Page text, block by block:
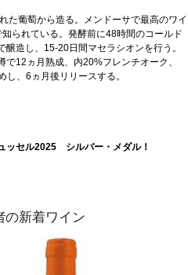
た葡萄から造る。メンドーサで最高のワイ
られている。発酵前に48時間のコールド
造し、15-20日間マセラシオンを行う。
12ヵ月熟成、内20%フレンチオーク、
、6ヵ月後リリースする。
ッセル2025 シルバー・メダル！
の新着ワイン